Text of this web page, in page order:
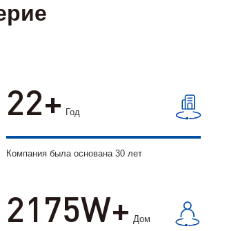
30 Год
Компания была основана 30 лет
3000 Дом